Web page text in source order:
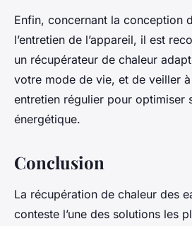
Enfin, concernant la conception
l’entretien de l’appareil, il est
un récupérateur de chaleur
votre mode de vie, et de veiller
entretien régulier pour optimiser
énergétique.
Conclusion
La récupération de chaleur des
conteste l’une des solutions les